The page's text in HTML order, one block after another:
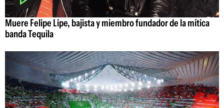
Muere Felipe Lipe, bajista y miembro fundador de la mítica
banda Tequila